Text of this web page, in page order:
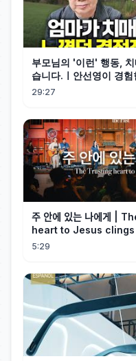
부모님의 '이런' 행동,
습니다.ㅣ안선영이 경
기 신호
29:27
주 안에 있는
heart to Jesus clings
Past | Hymn Worship
5:29